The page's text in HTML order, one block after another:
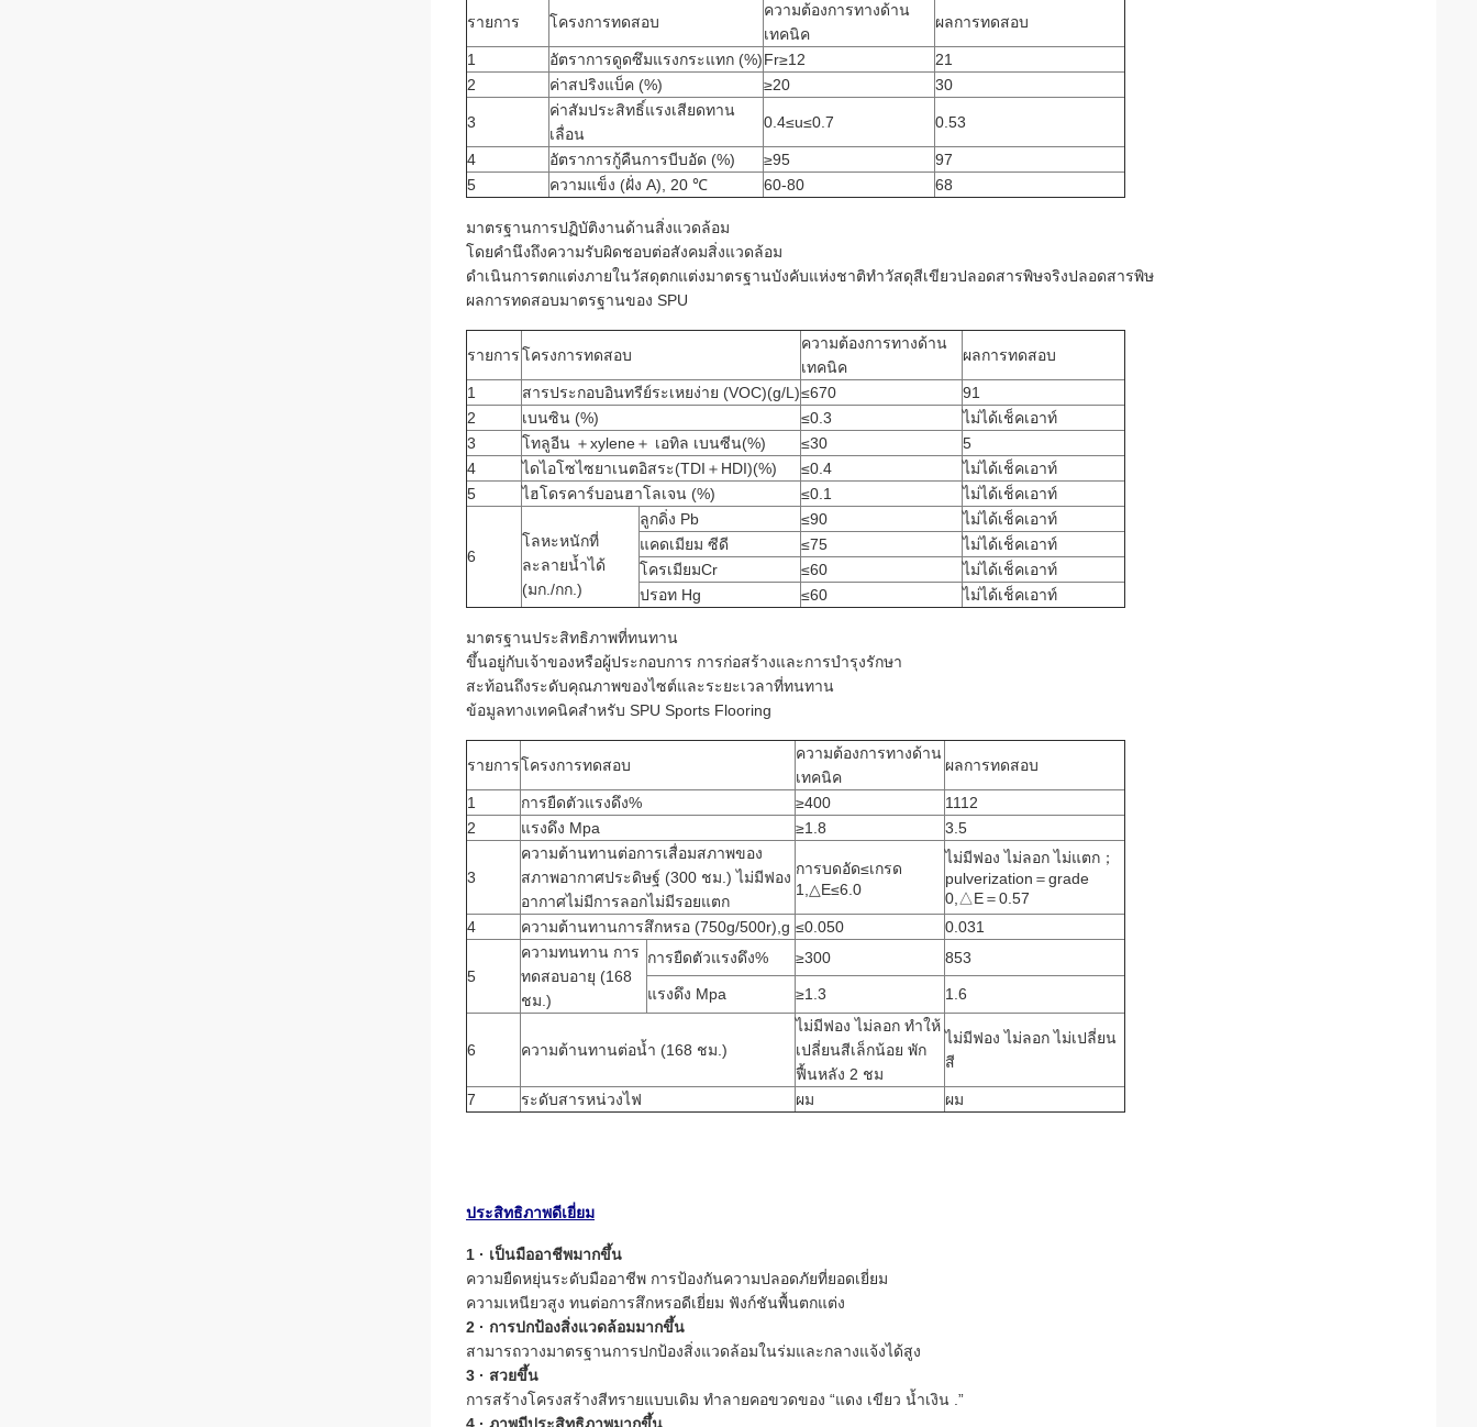
รายการ โครงการทดสอบ
ความต้องการทางด้าน
เทคนิค
ผลการทดสอบ
1 อัตราการดูดซึมแรงกระแทก (%)Fr≥12
21
2
ค่าสปริงแบ็ค (%) ≥20 30
3
ค่าสัมประสิทธิ์แรงเสียดทาน
เลื่อน
0.4≤u≤0.7 0.53
4 อัตราการกู้คืนการบีบอัด (%) ≥95
97
5
ความแข็ง (ฝั่ง A), 20 ℃ 60-80 68
มาตรฐานการปฏิบัติงานด้านสิ่งแวดล้อม
โดยคำนึงถึงความรับผิดชอบต่อสังคมสิ่งแวดล้อม
ดำเนินการตกแต่งภายในวัสดุตกแต่งมาตรฐานบังคับแห่งชาติทำวัสดุสีเขียวปลอดสารพิษจริงปลอดสารพิษ
ผลการทดสอบมาตรฐานของ SPU
รายการโครงการทดสอบ
ความต้องการทางด้าน
เทคนิค
ผลการทดสอบ
1 สารประกอบอินทรีย์ระเหยง่าย (VOC)(g/L)≤670
91
2
เบนซิน (%) ≤0.3
ไม่ได้เช็คเอาท์
3
โทลูอีน ＋xylene＋ เอทิล เบนซีน(%) ≤30
5
4
ไดไอโซไซยาเนตอิสระ(TDI＋HDI)(%) ≤0.4
ไม่ได้เช็คเอาท์
5
ไฮโดรคาร์บอนฮาโลเจน (%) ≤0.1 ไม่ได้เช็คเอาท์
6
โลหะหนักที่
ละลายน้ำได้
(มก./กก.)
ลูกดิ่ง Pb ≤90
ไม่ได้เช็คเอาท์
แคดเมียม ซีดี
≤75
ไม่ได้เช็คเอาท์
โครเมียมCr
≤60
ไม่ได้เช็คเอาท์
ปรอท Hg
≤60 ไม่ได้เช็คเอาท์
มาตรฐานประสิทธิภาพที่ทนทาน
ขึ้นอยู่กับเจ้าของหรือผู้ประกอบการ การก่อสร้างและการบำรุงรักษา
สะท้อนถึงระดับคุณภาพของไซต์และระยะเวลาที่ทนทาน
ข้อมูลทางเทคนิคสำหรับ SPU Sports Flooring
รายการโครงการทดสอบ
ความต้องการทางด้าน
เทคนิค
ผลการทดสอบ
1 การยืดตัวแรงดึง% ≥400
1112
2
แรงดึง Mpa ≥1.8 3.5
3
ความต้านทานต่อการเสื่อมสภาพของ
สภาพอากาศประดิษฐ์ (300 ชม.) ไม่มีฟอง
อากาศไม่มีการลอกไม่มีรอยแตก
การบดอัด≤เกรด
1,△E≤6.0
ไม่มีฟอง ไม่ลอก ไม่แตก；
pulverization＝grade
0,△E＝0.57
4
ความต้านทานการสึกหรอ (750g/500r),g ≤0.050 0.031
5
ความทนทาน การ
ทดสอบอายุ (168
ชม.)
การยืดตัวแรงดึง% ≥300 853
แรงดึง Mpa ≥1.3 1.6
6 ความต้านทานต่อน้ำ (168 ชม.)
ไม่มีฟอง ไม่ลอก ทำให้
เปลี่ยนสีเล็กน้อย พัก
ฟื้นหลัง 2 ชม
ไม่มีฟอง ไม่ลอก ไม่เปลี่ยน
สี
7 ระดับสารหน่วงไฟ ผม ผม
ประสิทธิภาพดีเยี่ยม
1 · เป็นมืออาชีพมากขึ้น
ความยืดหยุ่นระดับมืออาชีพ การป้องกันความปลอดภัยที่ยอดเยี่ยม
ความเหนียวสูง ทนต่อการสึกหรอดีเยี่ยม ฟังก์ชันพื้นตกแต่ง
2 · การปกป้องสิ่งแวดล้อมมากขึ้น
สามารถวางมาตรฐานการปกป้องสิ่งแวดล้อมในร่มและกลางแจ้งได้สูง
3 · สวยขึ้น
การสร้างโครงสร้างสีทรายแบบเดิม ทำลายคอขวดของ “แดง เขียว น้ำเงิน .”